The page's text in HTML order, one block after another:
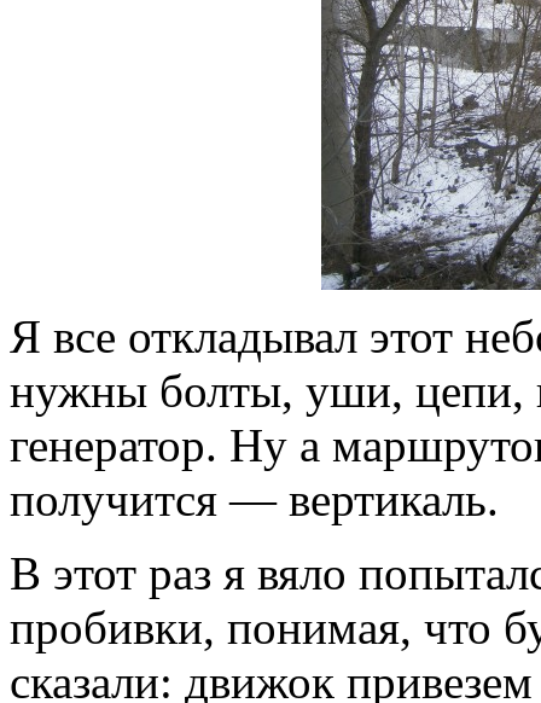
Я все откладывал этот
нужны болты, уши, цепи,
генератор. Ну а
получится — вертикаль.
В этот раз я вяло
пробивки, понимая, что
сказали: движок